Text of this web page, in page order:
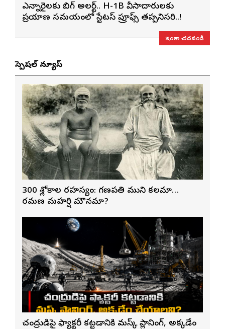
ఎన్నారైలకు బిగ్ అలర్ట్.. H-1B వీసాదారులకు
ప్రయాణ సమయంలో స్టేటస్ ప్రూఫ్స్ తప్పనిసరి..!
ఇంకా చదవండి
స్పెషల్ న్యూస్
300 శ్లోకాల రహస్యం: గణపతి ముని కలమా…
రమణ మహర్షి మౌనమా?
చంద్రుడిపై ఫ్యాక్టరీ కట్టడానికి మస్క్ ప్లానింగ్, అక్కడేం